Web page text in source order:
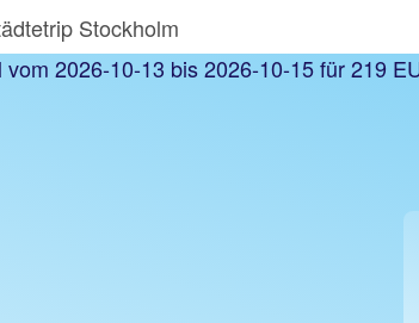
Stockholm